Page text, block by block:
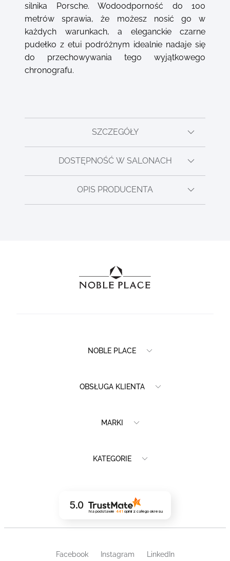
silnika Porsche. Wodoodporność do 100
metrów sprawia, że możesz nosić go w
każdych warunkach, a eleganckie czarne
pudełko z etui podróżnym idealnie nadaje się
do przechowywania tego wyjątkowego
chronografu.
SZCZEGÓŁY
DOSTĘPNOŚĆ W SALONACH
OPIS PRODUCENTA
NOBLE PLACE
OBSŁUGA KLIENTA
MARKI
KATEGORIE
5.0
Na podstawie 441 opinii z całego okresu
Facebook Instagram LinkedIn